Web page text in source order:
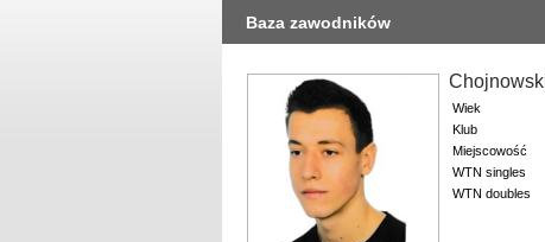
Baza zawodników
Wiek
Klub
Miejscowość
WTN singles
WTN doubles